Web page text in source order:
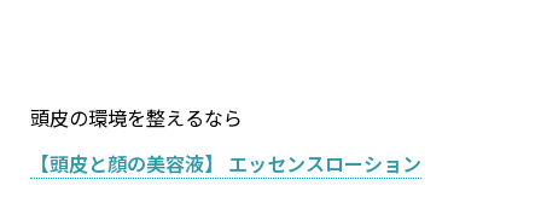
頭皮の環境を整えるなら
【頭皮と顔の美容液】 エッセンスローション